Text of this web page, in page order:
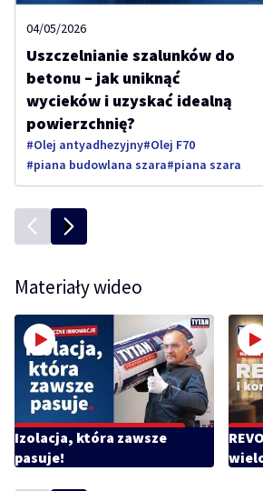
04/05/2026
Uszczelnianie szalunków do
betonu – jak uniknąć
wycieków i uzyskać idealną
powierzchnię?
#Olej antyadhezyjny#Olej F70
#piana budowlana szara#piana szara
Materiały wideo
Izolacja, która zawsze
pasuje!